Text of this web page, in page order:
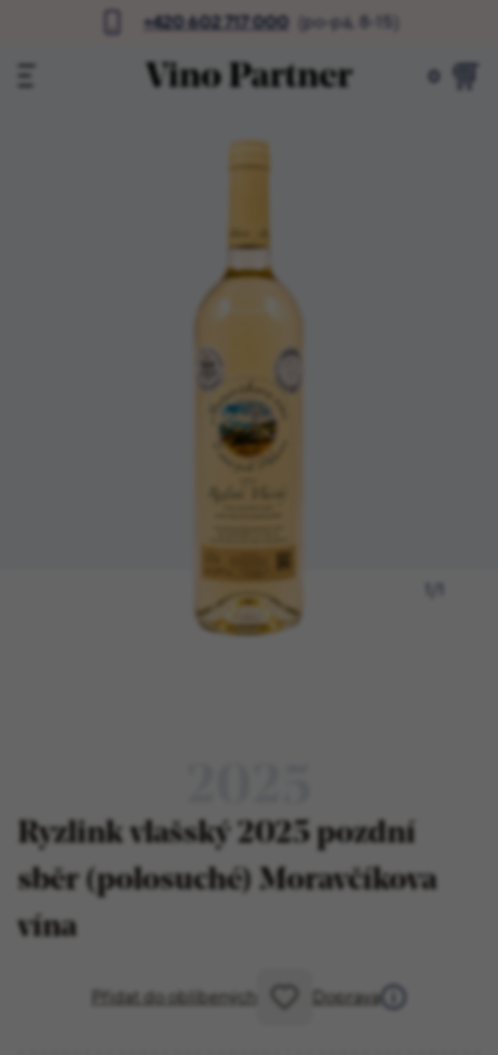
+420 602 717 000 (po-pá, 8-15)
0
Ryzlink vlašský 2025 pozdní
sběr (polosuché) Moravčíkova
vína
Přidat do oblíbených Doprava